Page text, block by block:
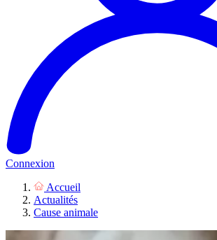
Connexion
Accueil
Actualités
Cause animale